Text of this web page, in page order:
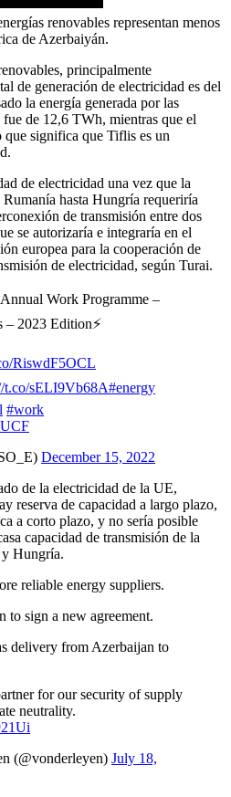
renovables representan menos
de Azerbaiyán.
principalmente
de generación de electricidad es del
la energía generada por las
fue de 12,6 TWh, mientras que el
significa que Tiflis es un
de electricidad una vez que la
hasta Hungría requeriría
de transmisión entre dos
se autorizaría e integraría en el
europea para la cooperación de
de electricidad, según Turai.
Work Programme –
– 2023 Edition⚡
RiswdF5OCL
t.co/sELI9Vb68A#energy
#work
December 15, 2022
de la electricidad de la UE,
reserva de capacidad a largo plazo,
a corto plazo, y no sería posible
capacidad de transmisión de la
y Hungría.
reliable energy suppliers.
to sign a new agreement.
delivery from Azerbaijan to
for our security of supply
neutrality.
(@vonderleyen) July 18,